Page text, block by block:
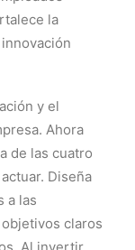
la
y el
Ahora
de las cuatro
Diseña
a las
claros